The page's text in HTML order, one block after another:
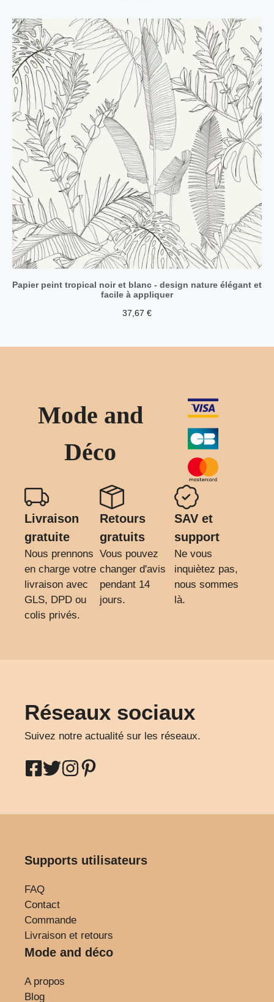
Papier peint tropical noir et blanc - design nature élégant et
facile à appliquer
37,67 €
Mode and
Déco
Livraison
gratuite
Nous prennons
en charge votre
livraison avec
GLS, DPD ou
colis privés.
Retours
gratuits
Vous pouvez
changer d'avis
pendant 14
jours.
SAV et
support
Ne vous
inquiètez pas,
nous sommes
là.
Réseaux sociaux
Suivez notre actualité sur les réseaux.
Supports utilisateurs
FAQ
Contact
Commande
Livraison et retours
Mode and déco
A propos
Blog